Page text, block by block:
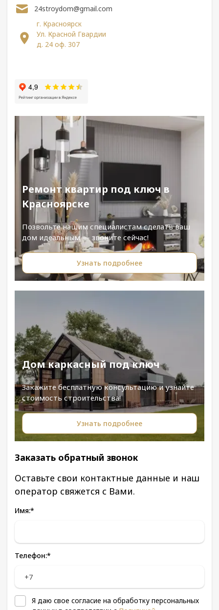
г. Красноярск
Ул. Красной Гвардии
д. 24 оф. 307
24stroydom@gmail.com
Ремонт квартир под ключ в
Красноярске
Позвольте нашим специалистам сделать ваш
дом идеальным — звоните сейчас!
Узнать подробнее
Дом каркасный под ключ
Закажите бесплатную консультацию и узнайте
стоимость строительства!
Узнать подробнее
Заказать обратный звонок
Оставьте свои контактные данные и наш
оператор свяжется с Вами.
Имя:*
Телефон:*
Я даю свое согласие на обработку персональных